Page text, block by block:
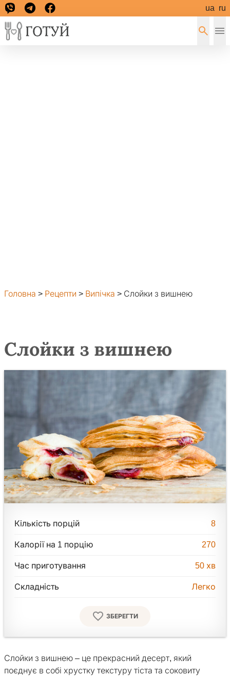
ua ru
Головна > Рецепти > Випічка > Слойки з вишнею
Слойки з вишнею
Кількість порцій 8
Калорії на 1 порцію 270
Час приготування 50 хв
Складність Легко
ЗБЕРЕГТИ
Слойки з вишнею – це прекрасний десерт, який
поєднує в собі хрустку текстуру тіста та соковиту